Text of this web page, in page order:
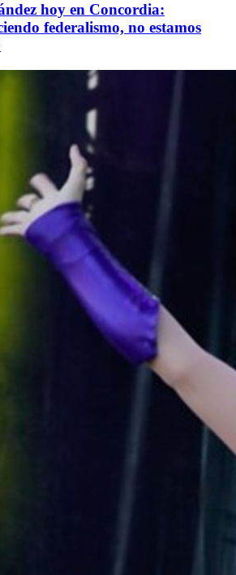
hoy en Concordia:
federalismo, no estamos